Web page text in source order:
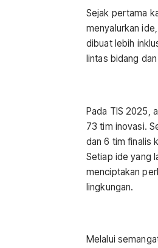
Sejak pertama
menyalurkan
dibuat lebih
lintas bidang
Pada TIS 2025,
73 tim inovasi.
dan 6 tim finalis
Setiap ide yang
menciptakan
lingkungan.
Melalui